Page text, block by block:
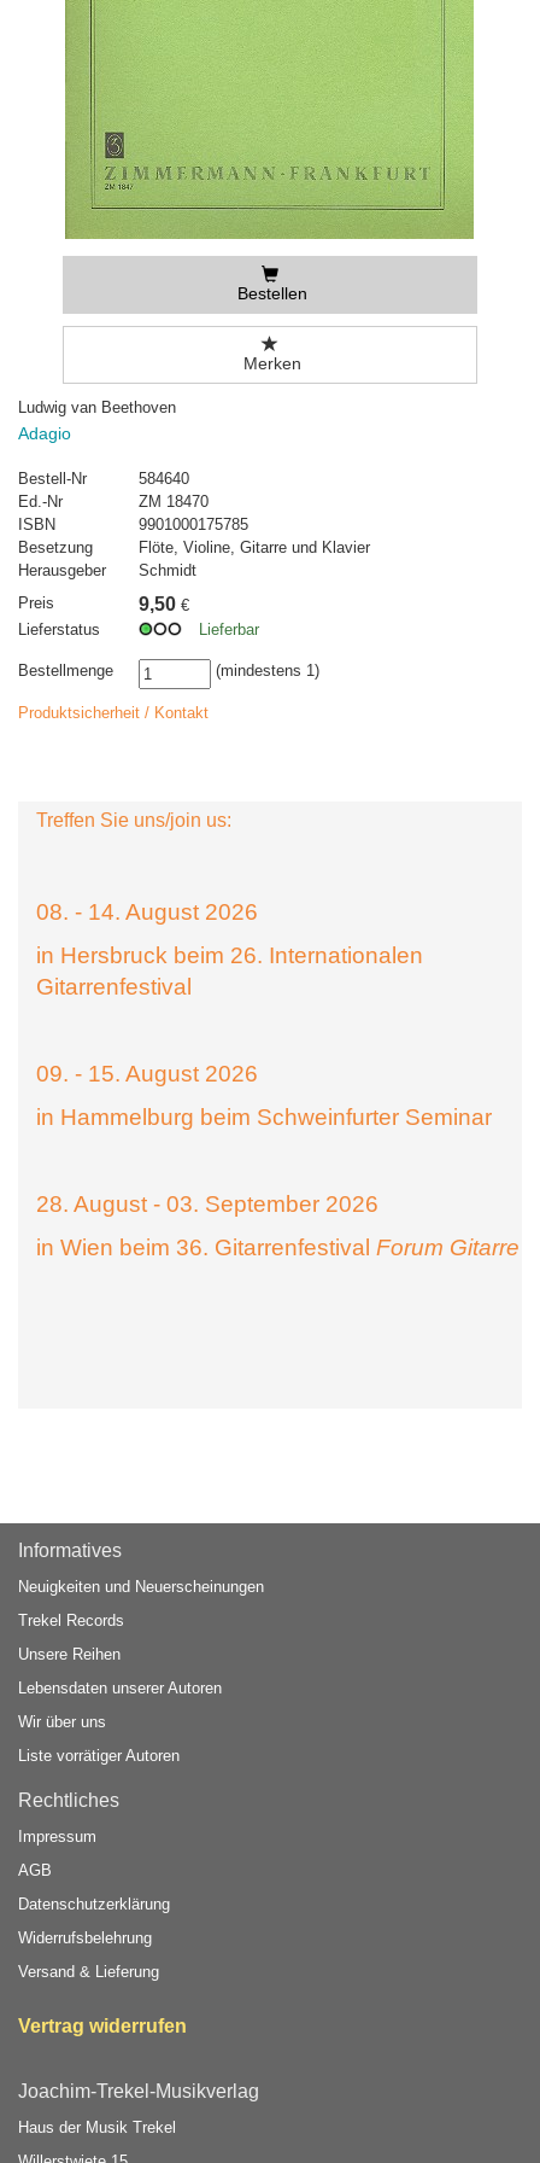
Bestellen
Merken
Ludwig van Beethoven
Adagio
Bestell-Nr
584640
Ed.-Nr
ZM 18470
ISBN
9901000175785
Besetzung
Flöte, Violine, Gitarre und Klavier
Herausgeber
Schmidt
Preis
9,50 €
Lieferstatus
Lieferbar
Bestellmenge (mindestens 1)
Produktsicherheit / Kontakt
Treffen Sie uns/join us:
08. - 14. August 2026
in Hersbruck beim 26. Internationalen
Gitarrenfestival
09. - 15. August 2026
in Hammelburg beim Schweinfurter Seminar
28. August - 03. September 2026
in Wien beim 36. Gitarrenfestival Forum Gitarre
Informatives
Neuigkeiten und Neuerscheinungen
Trekel Records
Unsere Reihen
Lebensdaten unserer Autoren
Wir über uns
Liste vorrätiger Autoren
Rechtliches
Impressum
AGB
Datenschutzerklärung
Widerrufsbelehrung
Versand & Lieferung
Vertrag widerrufen
Joachim-Trekel-Musikverlag
Haus der Musik Trekel